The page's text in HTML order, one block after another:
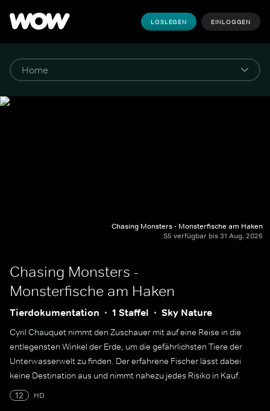
LOSLEGEN EINLOGGEN
Chasing Monsters - Monsterfische am Haken
S5 verfügbar bis 31 Aug. 2026
Chasing Monsters -
Monsterfische am Haken
Tierdokumentation 1 Staffel Sky Nature
Cyril Chauquet nimmt den Zuschauer mit auf eine Reise in die
entlegensten Winkel der Erde, um die gefährlichsten Tiere der
Unterwasserwelt zu finden. Der erfahrene Fischer lässt dabei
keine Destination aus und nimmt nahezu jedes Risiko in Kauf.
12
HD